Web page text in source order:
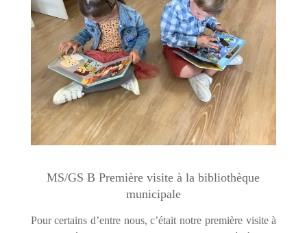
MS/GS B Première visite à la bibliothèque
municipale
Pour certains d’entre nous, c’était notre première visite à